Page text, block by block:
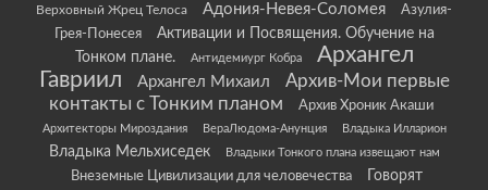
Верховный Жрец Телоса
Адония-Невея-Соломея
Азулия-
Грея-Понесея
Активации и Посвящения. Обучение на
Тонком плане.
Антидемиург Кобра
Архангел
Гавриил
Архангел Михаил
Архив-Мои первые
контакты с Тонким планом
Архив Хроник Акаши
Архитекторы Мироздания ВераЛюдома-Анунция Владыка Илларион
Владыка Мельхиседек Владыки Тонкого плана извещают нам
Внеземные Цивилизации для человечества
Говорят